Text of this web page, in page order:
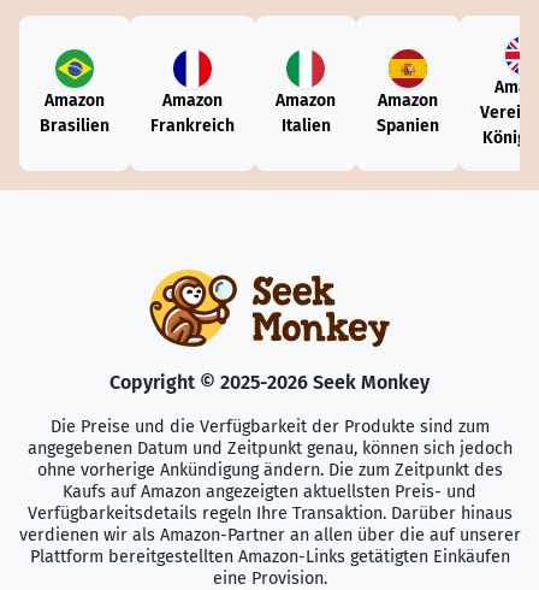
Amazon
Brasilien
Amazon
Frankreich
Amazon
Italien
Amazon
Spanien
Copyright © 2025-2026 Seek Monkey
Die Preise und die Verfügbarkeit der Produkte sind zum
angegebenen Datum und Zeitpunkt genau, können sich jedoch
ohne vorherige Ankündigung ändern. Die zum Zeitpunkt des
Kaufs auf Amazon angezeigten aktuellsten Preis- und
Verfügbarkeitsdetails regeln Ihre Transaktion. Darüber hinaus
verdienen wir als Amazon-Partner an allen über die auf unserer
Plattform bereitgestellten Amazon-Links getätigten Einkäufen
eine Provision.